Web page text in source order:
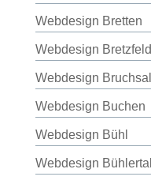
Webdesign Bretten
Webdesign Bretzfeld
Webdesign Bruchsal
Webdesign Buchen
Webdesign Bühl
Webdesign Bühlertal